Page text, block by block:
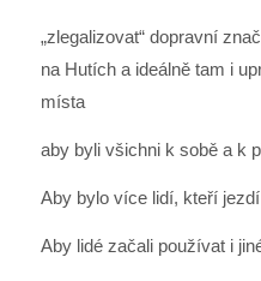
„zlegalizovat“ dopravní
na Hutích a ideálně tam i
místa
aby byli všichni k sobě a k
Aby bylo více lidí, kteří
Aby lidé začali používat i